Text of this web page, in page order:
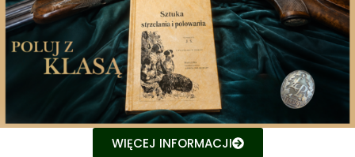
Udostępnij Twitter WhatsApp
WIĘCEJ INFORMACJI